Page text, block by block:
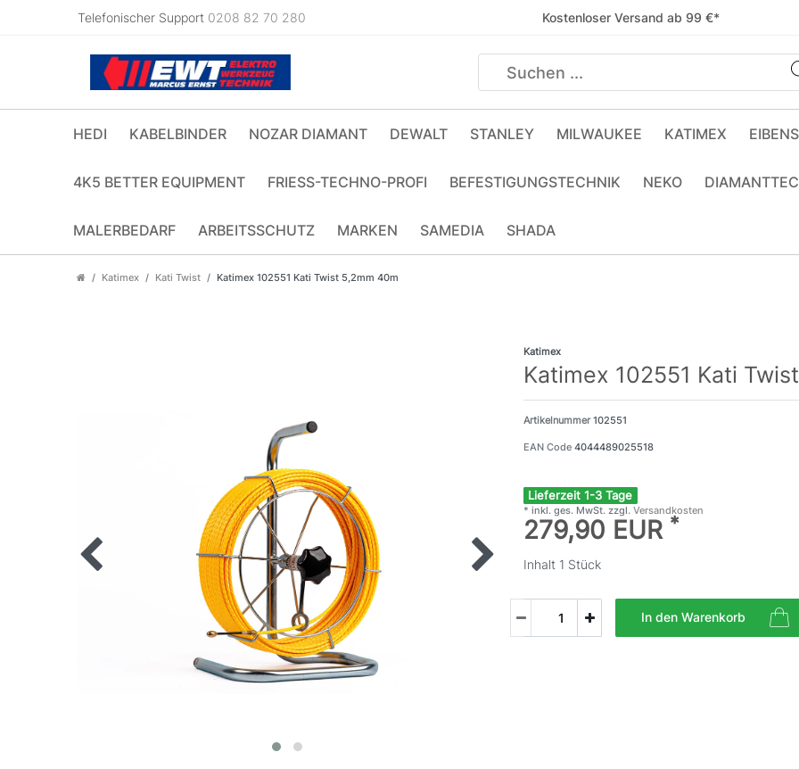
Telefonischer Support 0208 82 70 280 Kostenloser Versand ab 99 €*
HEDI KABELBINDER NOZAR DIAMANT DEWALT STANLEY MILWAUKEE KATIMEX
4K5 BETTER EQUIPMENT FRIESS-TECHNO-PROFI BEFESTIGUNGSTECHNIK NEKO
MALERBEDARF ARBEITSSCHUTZ MARKEN SAMEDIA SHADA
Katimex Kati Twist Katimex 102551 Kati Twist 5,2mm 40m
Katimex
Katimex 102551 Kati
Artikelnummer102551
EAN Code 4044489025518
Lieferzeit 1-3 Tage
* inkl. ges. MwSt. zzgl. Versandkosten
279,90 EUR *
Inhalt 1 Stück
In den Warenkorb